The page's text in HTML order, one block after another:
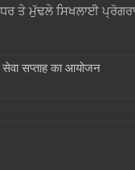
ਤੇ ਮੁੱਢਲੇ ਸਿਖਲਾਈ
सप्ताह का आयोजन